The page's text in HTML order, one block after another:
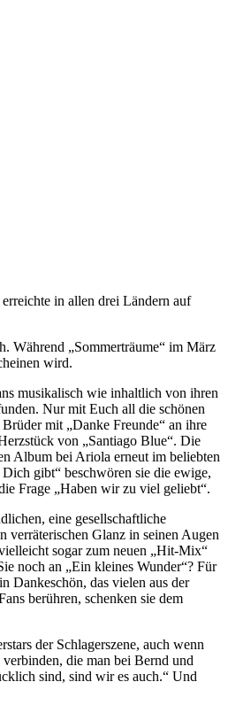
in allen drei Ländern auf
Während „Sommerträume“ im März
wird.
musikalisch wie inhaltlich von ihren
Nur mit Euch all die schönen
mit „Danke Freunde“ an ihre
von „Santiago Blue“. Die
Album bei Ariola erneut im beliebten
gibt“ beschwören sie die ewige,
Frage „Haben wir zu viel geliebt“.
eine gesellschaftliche
verräterischen Glanz in seinen Augen
sogar zum neuen „Hit-Mix“
noch an „Ein kleines Wunder“? Für
Dankeschön, das vielen aus der
berühren, schenken sie dem
der Schlagerszene, auch wenn
die man bei Bernd und
sind, sind wir es auch.“ Und